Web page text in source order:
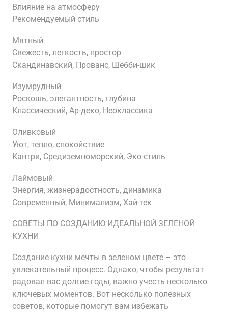
Влияние на атмосферу
Рекомендуемый стиль
Мятный
Свежесть, легкость, простор
Скандинавский, Прованс, Шебби-шик
Изумрудный
Роскошь, элегантность, глубина
Классический, Ар-деко, Неоклассика
Оливковый
Уют, тепло, спокойствие
Кантри, Средиземноморский, Эко-стиль
Лаймовый
Энергия, жизнерадостность, динамика
Современный, Минимализм, Хай-тек
СОВЕТЫ ПО СОЗДАНИЮ ИДЕАЛЬНОЙ ЗЕЛЕНОЙ
КУХНИ
Создание кухни мечты в зеленом цвете – это
увлекательный процесс. Однако, чтобы результат
радовал вас долгие годы, важно учесть несколько
ключевых моментов. Вот несколько полезных
советов, которые помогут вам избежать